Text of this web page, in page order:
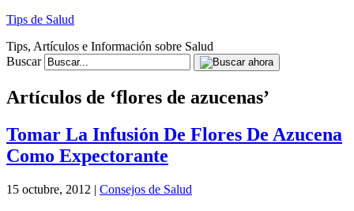
Tips de Salud
Tips, Artículos e Información sobre Salud
Buscar
Artículos de ‘flores de azucenas’
Tomar La Infusión De Flores De Azucena
Como Expectorante
15 octubre, 2012 | Consejos de Salud